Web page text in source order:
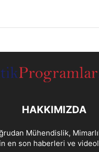
HAKKIMIZDA
Mühendislik,
en son haberleri ve